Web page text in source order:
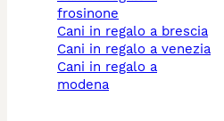
frosinone
cani in regalo a brescia
cani in regalo a venezia
cani in regalo a
modena